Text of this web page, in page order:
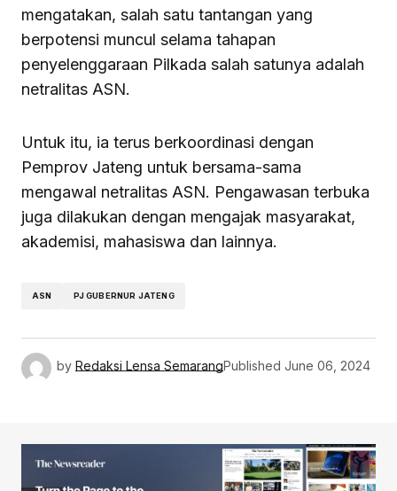
mengatakan, salah satu tantangan yang
berpotensi muncul selama tahapan
penyelenggaraan Pilkada salah satunya adalah
netralitas ASN.
Untuk itu, ia terus berkoordinasi dengan
Pemprov Jateng untuk bersama-sama
mengawal netralitas ASN. Pengawasan terbuka
juga dilakukan dengan mengajak masyarakat,
akademisi, mahasiswa dan lainnya.
ASN PJ GUBERNUR JATENG
by Redaksi Lensa SemarangPublished June 06, 2024